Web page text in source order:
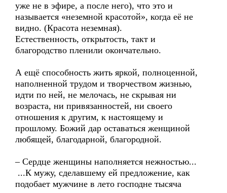
уже не в эфире, а после него), что это и
называется «неземной красотой», когда её не
видно. (Красота неземная).
Естественность, открытость, такт и
благородство пленили окончательно.
А ещё способность жить яркой, полноценной,
наполненной трудом и творчеством жизнью,
идти по ней, не мелочась, не скрывая ни
возраста, ни привязанностей, ни своего
отношения к другим, к настоящему и
прошлому. Божий дар оставаться женщиной
любящей, благодарной, благородной.
– Сердце женщины наполняется нежностью...
...К мужу, сделавшему ей предложение, как
подобает мужчине в лето господне тысяча